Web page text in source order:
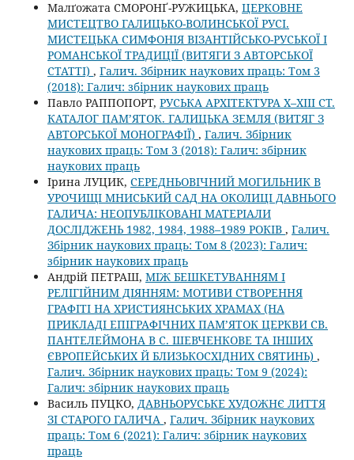
Малґожата СМОРОНҐ-РУЖИЦЬКА, ЦЕРКОВНЕ
МИСТЕЦТВО ГАЛИЦЬКО-ВОЛИНСЬКОЇ РУСІ.
МИСТЕЦЬКА СИМФОНІЯ ВІЗАНТІЙСЬКО-РУСЬКОЇ І
РОМАНСЬКОЇ ТРАДИЦІЇ (ВИТЯГИ З АВТОРСЬКОЇ
СТАТТІ) , Галич. Збірник наукових праць: Том 3
(2018): Галич: збірник наукових праць
Павло РАППОПОРТ, РУСЬКА АРХІТЕКТУРА Х–ХІІІ СТ.
КАТАЛОГ ПАМ’ЯТОК. ГАЛИЦЬКА ЗЕМЛЯ (ВИТЯГ З
АВТОРСЬКОЇ МОНОГРАФІЇ) , Галич. Збірник
наукових праць: Том 3 (2018): Галич: збірник
наукових праць
Ірина ЛУЦИК, СЕРЕДНЬОВІЧНИЙ МОГИЛЬНИК В
УРОЧИЩІ МНИСЬКИЙ САД НА ОКОЛИЦІ ДАВНЬОГО
ГАЛИЧА: НЕОПУБЛІКОВАНІ МАТЕРІАЛИ
ДОСЛІДЖЕНЬ 1982, 1984, 1988–1989 РОКІВ , Галич.
Збірник наукових праць: Том 8 (2023): Галич:
збірник наукових праць
Андрій ПЕТРАШ, МІЖ БЕШКЕТУВАННЯМ І
РЕЛІГІЙНИМ ДІЯННЯМ: МОТИВИ СТВОРЕННЯ
ГРАФІТІ НА ХРИСТИЯНСЬКИХ ХРАМАХ (НА
ПРИКЛАДІ ЕПІГРАФІЧНИХ ПАМ’ЯТОК ЦЕРКВИ СВ.
ПАНТЕЛЕЙМОНА В С. ШЕВЧЕНКОВЕ ТА ІНШИХ
ЄВРОПЕЙСЬКИХ Й БЛИЗЬКОСХІДНИХ СВЯТИНЬ) ,
Галич. Збірник наукових праць: Том 9 (2024):
Галич: збірник наукових праць
Василь ПУЦКО, ДАВНЬОРУСЬКЕ ХУДОЖНЄ ЛИТТЯ
ЗІ СТАРОГО ГАЛИЧА , Галич. Збірник наукових
праць: Том 6 (2021): Галич: збірник наукових
праць